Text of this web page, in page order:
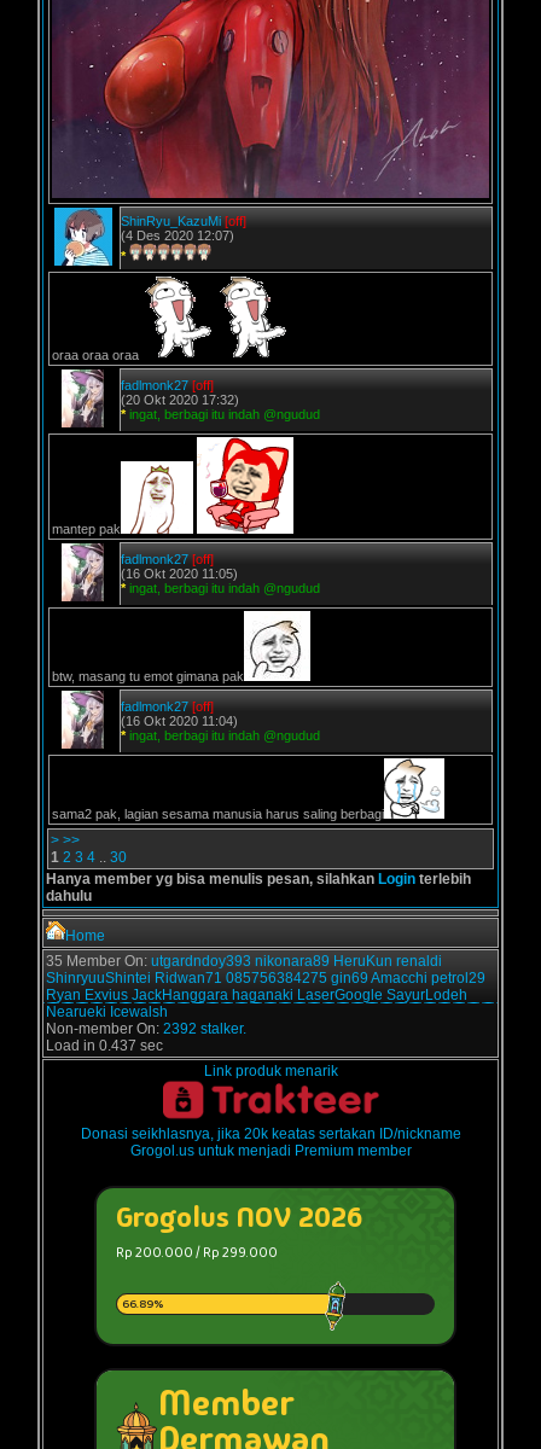
ShinRyu_KazuMi [off]
(4 Des 2020 12:07)
*
oraa oraa oraa
fadlmonk27 [off]
(20 Okt 2020 17:32)
* ingat, berbagi itu indah @ngudud
mantep pak
fadlmonk27 [off]
(16 Okt 2020 11:05)
* ingat, berbagi itu indah @ngudud
btw, masang tu emot gimana pak
fadlmonk27 [off]
(16 Okt 2020 11:04)
* ingat, berbagi itu indah @ngudud
sama2 pak, lagian sesama manusia harus saling berbagi
> >>
1 2 3 4 .. 30
Hanya member yg bisa menulis pesan, silahkan Login terlebih
dahulu
Home
35 Member On: utgardndoy393 nikonara89 HeruKun renaldi
ShinryuuShintei Ridwan71 085756384275 gin69 Amacchi petrol29
Ryan Exvius JackHanggara haganaki LaserGoogle SayurLodeh
Nearueki Icewalsh
Non-member On: 2392 stalker.
Load in 0.437 sec
Link produk menarik
Donasi seikhlasnya, jika 20k keatas sertakan ID/nickname
Grogol.us untuk menjadi Premium member